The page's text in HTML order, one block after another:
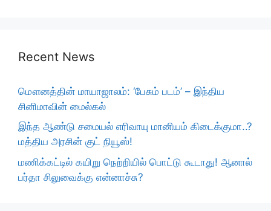
Recent News
மௌனத்தின் மாயாஜாலம்: ‘பேசும் படம்’ – இந்திய
சினிமாவின் மைல்கல்
இந்த ஆண்டு சமையல் எரிவாயு மானியம் கிடைக்குமா..?
மத்திய அரசின் குட் நியூஸ்!
மணிக்கட்டில் கயிறு நெற்றியில் பொட்டு கூடாது! ஆனால்
பர்தா சிலுவைக்கு என்னாச்சு?